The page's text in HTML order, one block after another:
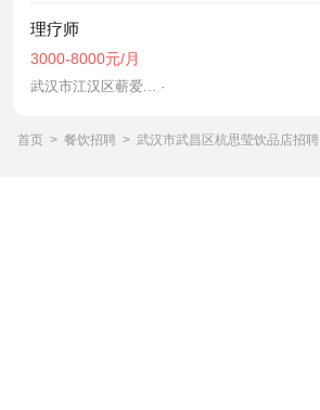
理疗师
3000-8000元/月
武汉市江汉区蕲爱... ·
首页 > 餐饮招聘 > 武汉市武昌区杭思莹饮品店招聘